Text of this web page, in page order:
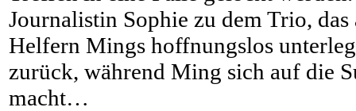
Journalistin Sophie zu dem Trio,
Helfern Mings hoffnungslos
zurück, während Ming sich auf die
macht…